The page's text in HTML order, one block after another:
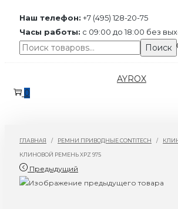
Наш телефон: +7 (495) 128-20-75
Часы работы: с 09:00 до 18:00 без
Поиск:>
Поиск
к
к
AYROX
0
ГЛАВНАЯ / РЕМНИ ПРИВОДНЫЕ CONTITECH /
КЛИНОВОЙ РЕМЕНЬ XPZ 975
Предыдущий